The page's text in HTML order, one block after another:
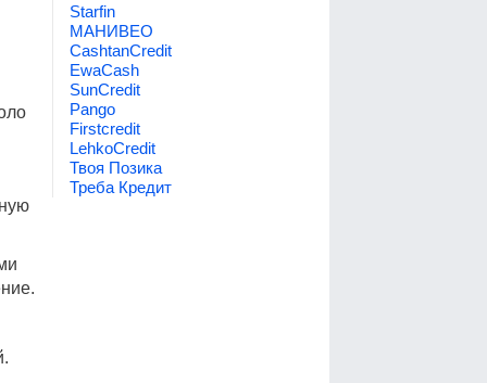
Starfin
МАНИВЕО
CashtanCredit
EwaCash
SunCredit
Pango
Firstcredit
LehkoCredit
Твоя Позика
Треба Кредит